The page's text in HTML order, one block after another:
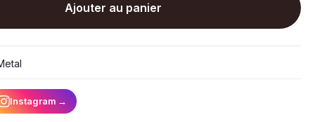
Ajouter au panier
Instagram →